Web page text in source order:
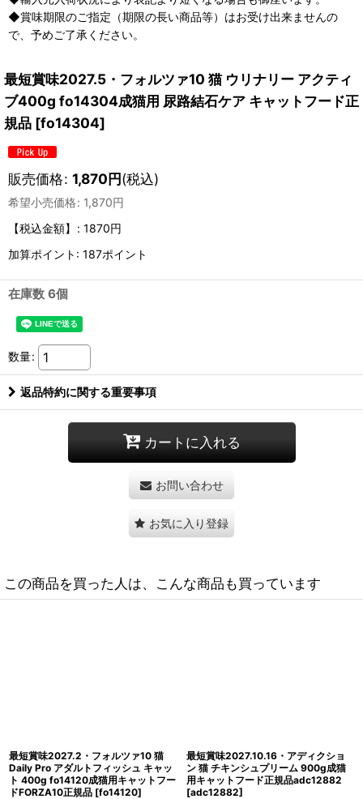
◆賞味期限のご指定（期限の長い商品等）はお受け出来ませんの
で、予めご了承ください。
最短賞味2027.5・フォルツァ10 猫 ウリナリー アクティ
ブ400g fo14304成猫用 尿路結石ケア キャットフード正
規品 [fo14304]
販売価格: 1,870円(税込)
希望小売価格: 1,870円
【税込金額】
: 1870円
加算ポイント: 187ポイント
在庫数 6個
数量:
返品特約に関する重要事項
カートに入れる
お問い合わせ
お気に入り登録
この商品を買った人は、こんな商品も買っています
最短賞味2027.3・フォルツァ10 猫 ウ
リナリー アクティブ1.5kg fo14274成
猫用 尿路結石ケア キャットフード正
規品 [fo14274]
最短賞味2027.3・フォルツァ10 猫 イ
ンテスティナル アクティブ400g
fo14359猫用療法食 胃腸ケア
FORZA10正規品